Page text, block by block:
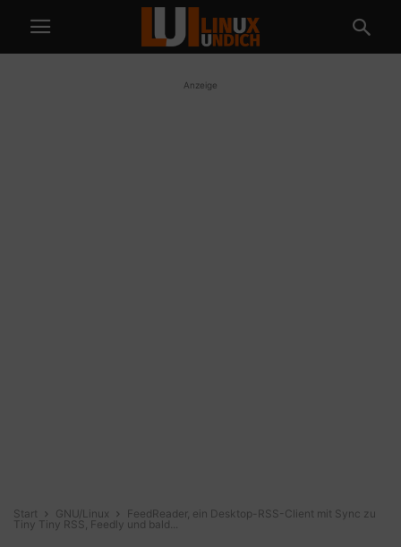
Anzeige
Start GNU/Linux
FeedReader, ein Desktop-RSS-Client mit Sync zu
Tiny Tiny RSS, Feedly und bald...